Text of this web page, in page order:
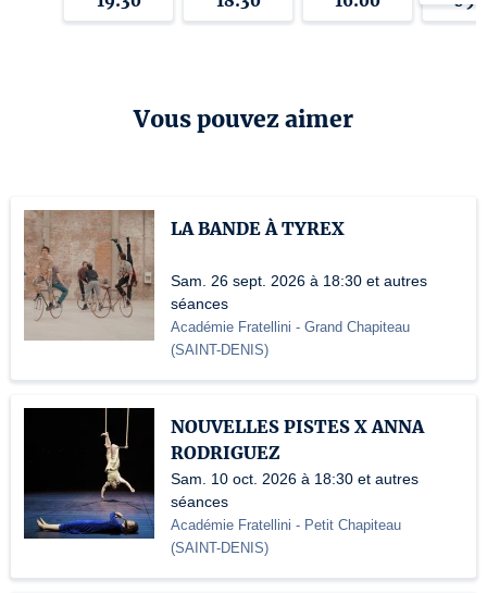
Vous pouvez aimer
LA BANDE À TYREX
Sam. 26 sept. 2026 à 18:30 et autres
séances
Académie Fratellini - Grand Chapiteau
(SAINT-DENIS)
NOUVELLES PISTES X ANNA
RODRIGUEZ
Sam. 10 oct. 2026 à 18:30 et autres
séances
Académie Fratellini - Petit Chapiteau
(SAINT-DENIS)